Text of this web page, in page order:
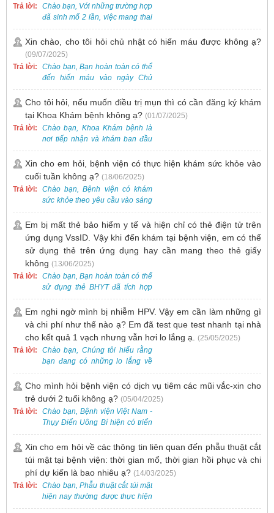
hoặc Fanpage Bệnh viện Việt
Nam - Thụy Điển Uông Bí.
Trả lời:
Chào bạn, Với những trường hợp
đã sinh mổ 2 lần, việc mang thai
lần 3 vẫn có thể thực hiện được.
Tại Bệnh viện, chúng tôi đã tiếp
nhận và hỗ trợ nhiều thai phụ có
nhu cầu tương tự.
Xin chào, cho tôi hỏi chủ nhật có hiến máu được không ạ?
(09/07/2025)
Trả lời:
Chào bạn, Bạn hoàn toàn có thể
đến hiến máu vào ngày Chủ
Nhật.
Cho tôi hỏi, nếu muốn điều trị mụn thì có cần đăng ký khám
tại Khoa Khám bệnh không ạ? (01/07/2025)
Trả lời:
Chào bạn, Khoa Khám bệnh là
nơi tiếp nhận và khám ban đầu
cho tất cả các trường hợp, bao
gồm cả điều trị mụn. Vì vậy, bạn
cần đăng ký khám tại Khoa
Khám bệnh trước.
Xin cho em hỏi, bệnh viện có thực hiện khám sức khỏe vào
cuối tuần không ạ? (18/06/2025)
Trả lời:
Chào bạn, Bệnh viện có khám
sức khỏe theo yêu cầu vào sáng
thứ Bảy. Nếu bạn có nhu cầu, vui
lòng đặt lịch trước để được sắp
xếp thời gian phù hợp.
Em bị mất thẻ bảo hiểm y tế và hiện chỉ có thẻ điện tử trên
ứng dụng VssID. Vậy khi đến khám tại bệnh viện, em có thể
sử dụng thẻ trên ứng dụng hay cần mang theo thẻ giấy
không (13/06/2025)
Trả lời:
Chào bạn, Bạn hoàn toàn có thể
sử dụng thẻ BHYT đã tích hợp
trên ứng dụng VssID khi đến
khám và không cần mang theo
thẻ giấy.
Em nghi ngờ mình bị nhiễm HPV. Vậy em cần làm những gì
và chi phí như thế nào ạ? Em đã test que test nhanh tại nhà
cho kết quả 1 vạch nhưng vẫn hơi lo lắng ạ. (25/05/2025)
Trả lời:
Chào bạn, Chúng tôi hiểu rằng
bạn đang có những lo lắng về
nguy cơ nhiễm HPV. Tại Bệnh
viện Việt Nam - Thụy Điển Uông
Bí, chúng tôi cung cấp các dịch
vụ thăm khám và xét nghiệm
chuyên sâu để phát hiện sớm
HPV và tầm soát ung thư cổ tử
Cho mình hỏi bệnh viện có dịch vụ tiêm các mũi vắc-xin cho
trẻ dưới 2 tuổi không ạ? (05/04/2025)
Trả lời:
Chào bạn, Bệnh viện Việt Nam -
Thụy Điển Uông Bí hiện có triển
khai dịch vụ tiêm vắc-xin cho trẻ
dưới 2 tuổi.
Xin cho em hỏi về các thông tin liên quan đến phẫu thuật cắt
túi mật tại bệnh viện: thời gian mổ, thời gian hồi phục và chi
phí dự kiến là bao nhiêu ạ? (14/03/2025)
Trả lời:
Chào bạn, Phẫu thuật cắt túi mật
hiện nay thường được thực hiện
bằng phương pháp nội soi, đây